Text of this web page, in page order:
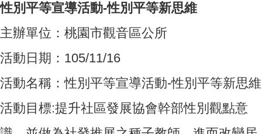
性別平等宣導活動-性別平等新思維
主辦單位：桃園市觀音區公所
活動日期：105/11/16
活動名稱：性別平等宣導活動-性別平等新思維
活動目標:提升社區發展協會幹部性別觀點意